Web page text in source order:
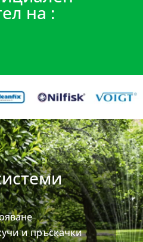
на :
и пръскачки